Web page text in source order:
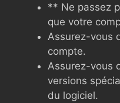
** Ne passez
que votre
Assurez-vous
compte.
Assurez-vous
versions
du logiciel.